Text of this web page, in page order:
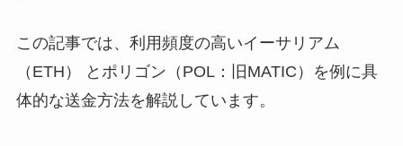
この記事では、利用頻度の高いイーサリアム
（ETH） とポリゴン（POL：旧MATIC）を例に具
体的な送金方法を解説しています。